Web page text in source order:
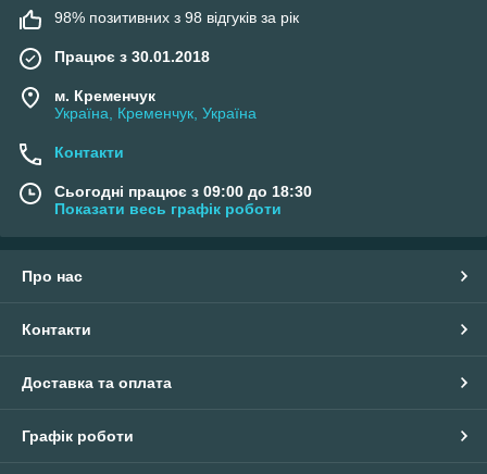
98% позитивних з 98 відгуків за рік
Працює з 30.01.2018
м. Кременчук
Україна, Кременчук, Україна
Контакти
Сьогодні працює з 09:00 до 18:30
Показати весь графік роботи
Про нас
Контакти
Доставка та оплата
Графік роботи